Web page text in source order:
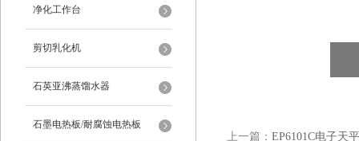
净化工作台
剪切乳化机
石英亚沸蒸馏水器
石墨电热板/耐腐蚀电热板
上一篇： EP6101C电子天平